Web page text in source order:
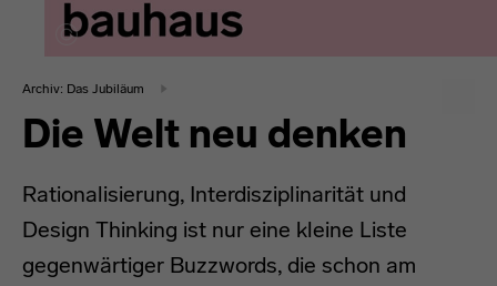
Archiv: Das Jubiläum
Die Welt neu denken
Rationalisierung, Interdisziplinarität und
Design Thinking ist nur eine kleine Liste
gegenwärtiger Buzzwords, die schon am